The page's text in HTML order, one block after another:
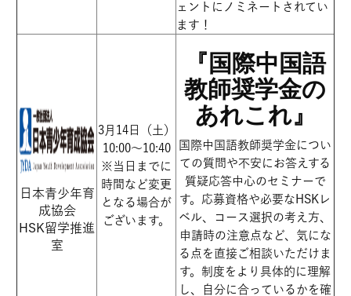
ェントにノミネートされてい
ます！
日本青少年育
成協会
HSK留学推進
室
3月14日（土）
10:00～10:40
※当日までに
時間など変更
となる場合が
ございます。
『国際中国語
教師奨学金の
あれこれ』
国際中国語教師奨学金につい
ての質問や不安にお答えする
質疑応答中心のセミナーで
す。応募資格や必要なHSKレ
ベル、コース選択の考え方、
申請時の注意点など、気にな
る点を直接ご相談いただけま
す。制度をより具体的に理解
し、自分に合っているかを確